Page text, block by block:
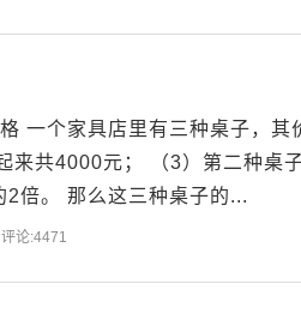
一个家具店里有三种桌子，其
来共4000元； （3）第二种桌
2倍。 那么这三种桌子的...
评论:4471